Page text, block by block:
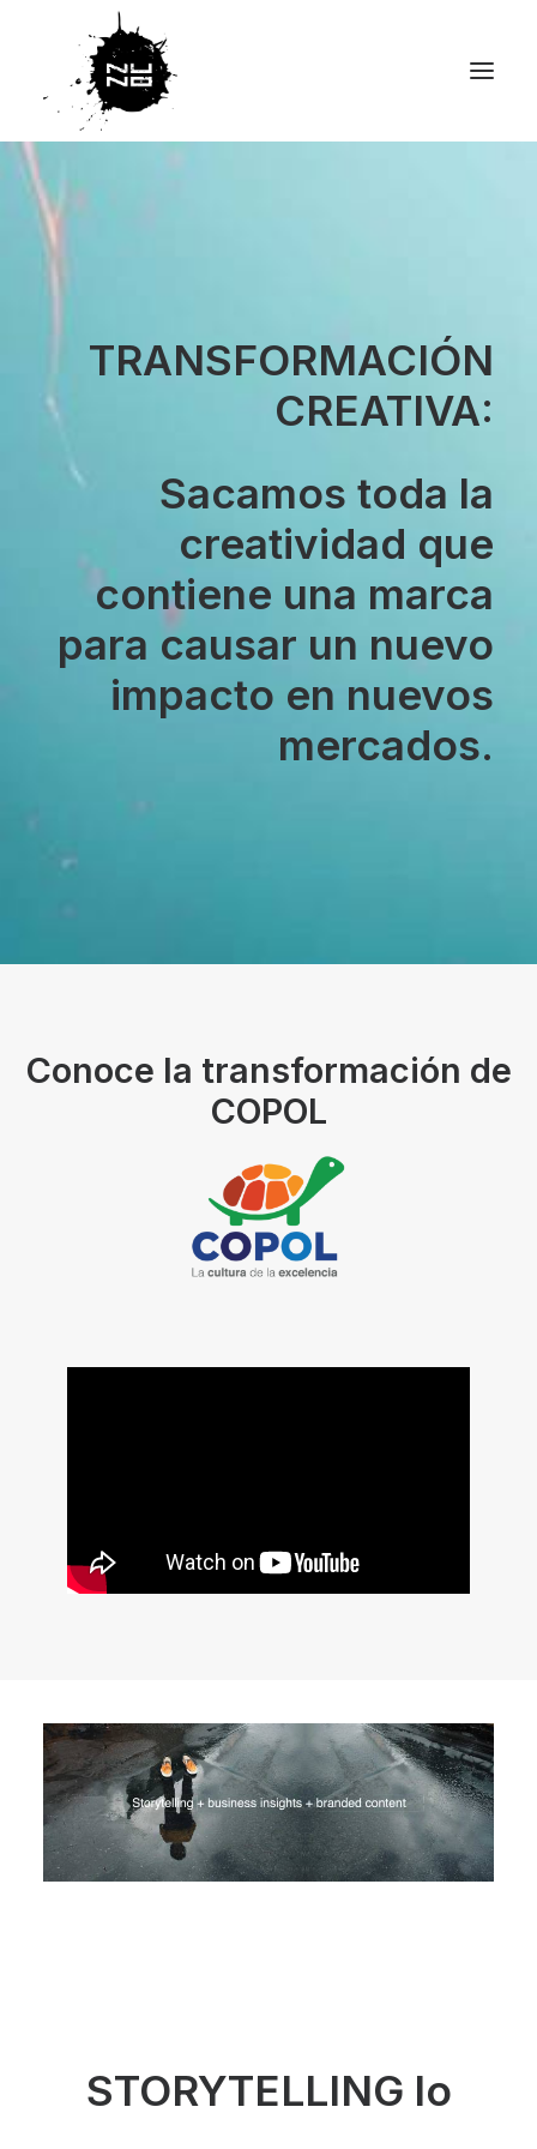
TRANSFORMACIÓN
CREATIVA:
Sacamos toda la
creatividad que
contiene una marca
para causar un nuevo
impacto en nuevos
mercados.
Conoce la transformación de
COPOL
STORYTELLING lo